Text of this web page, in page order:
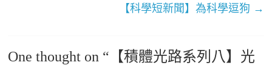
【科學短新聞】為科學逗狗 →
One thought on “ 【積體光路系列八】光